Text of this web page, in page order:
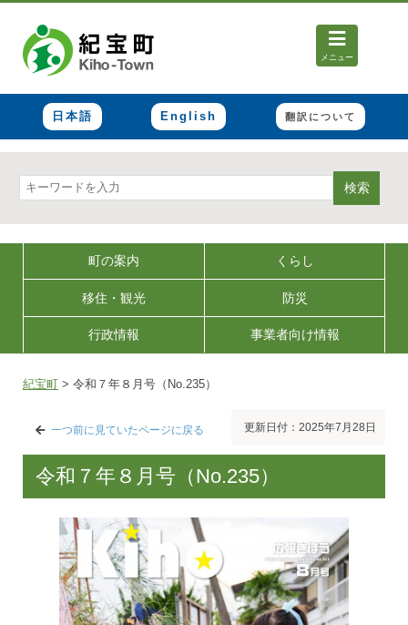
メニュー
日本語 English 翻訳について
検索
町の案内 くらし
移住・観光 防災
行政情報 事業者向け情報
紀宝町 > 令和７年８月号（No.235）
一つ前に見ていたページに戻る 更新日付：2025年7月28日
令和７年８月号（No.235）